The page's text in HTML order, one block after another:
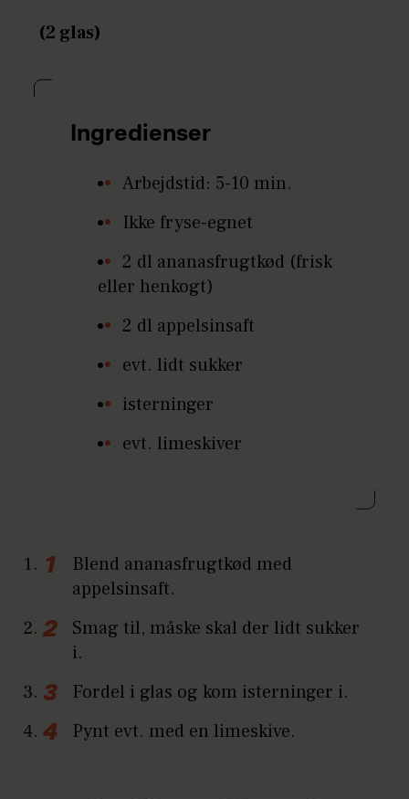
(2 glas)
Ingredienser
Arbejdstid: 5-10 min.
Ikke fryse-egnet
2 dl ananasfrugtkød (frisk
eller henkogt)
2 dl appelsinsaft
evt. lidt sukker
isterninger
evt. limeskiver
Blend ananasfrugtkød med
appelsinsaft.
Smag til, måske skal der lidt sukker
i.
Fordel i glas og kom isterninger i.
Pynt evt. med en limeskive.